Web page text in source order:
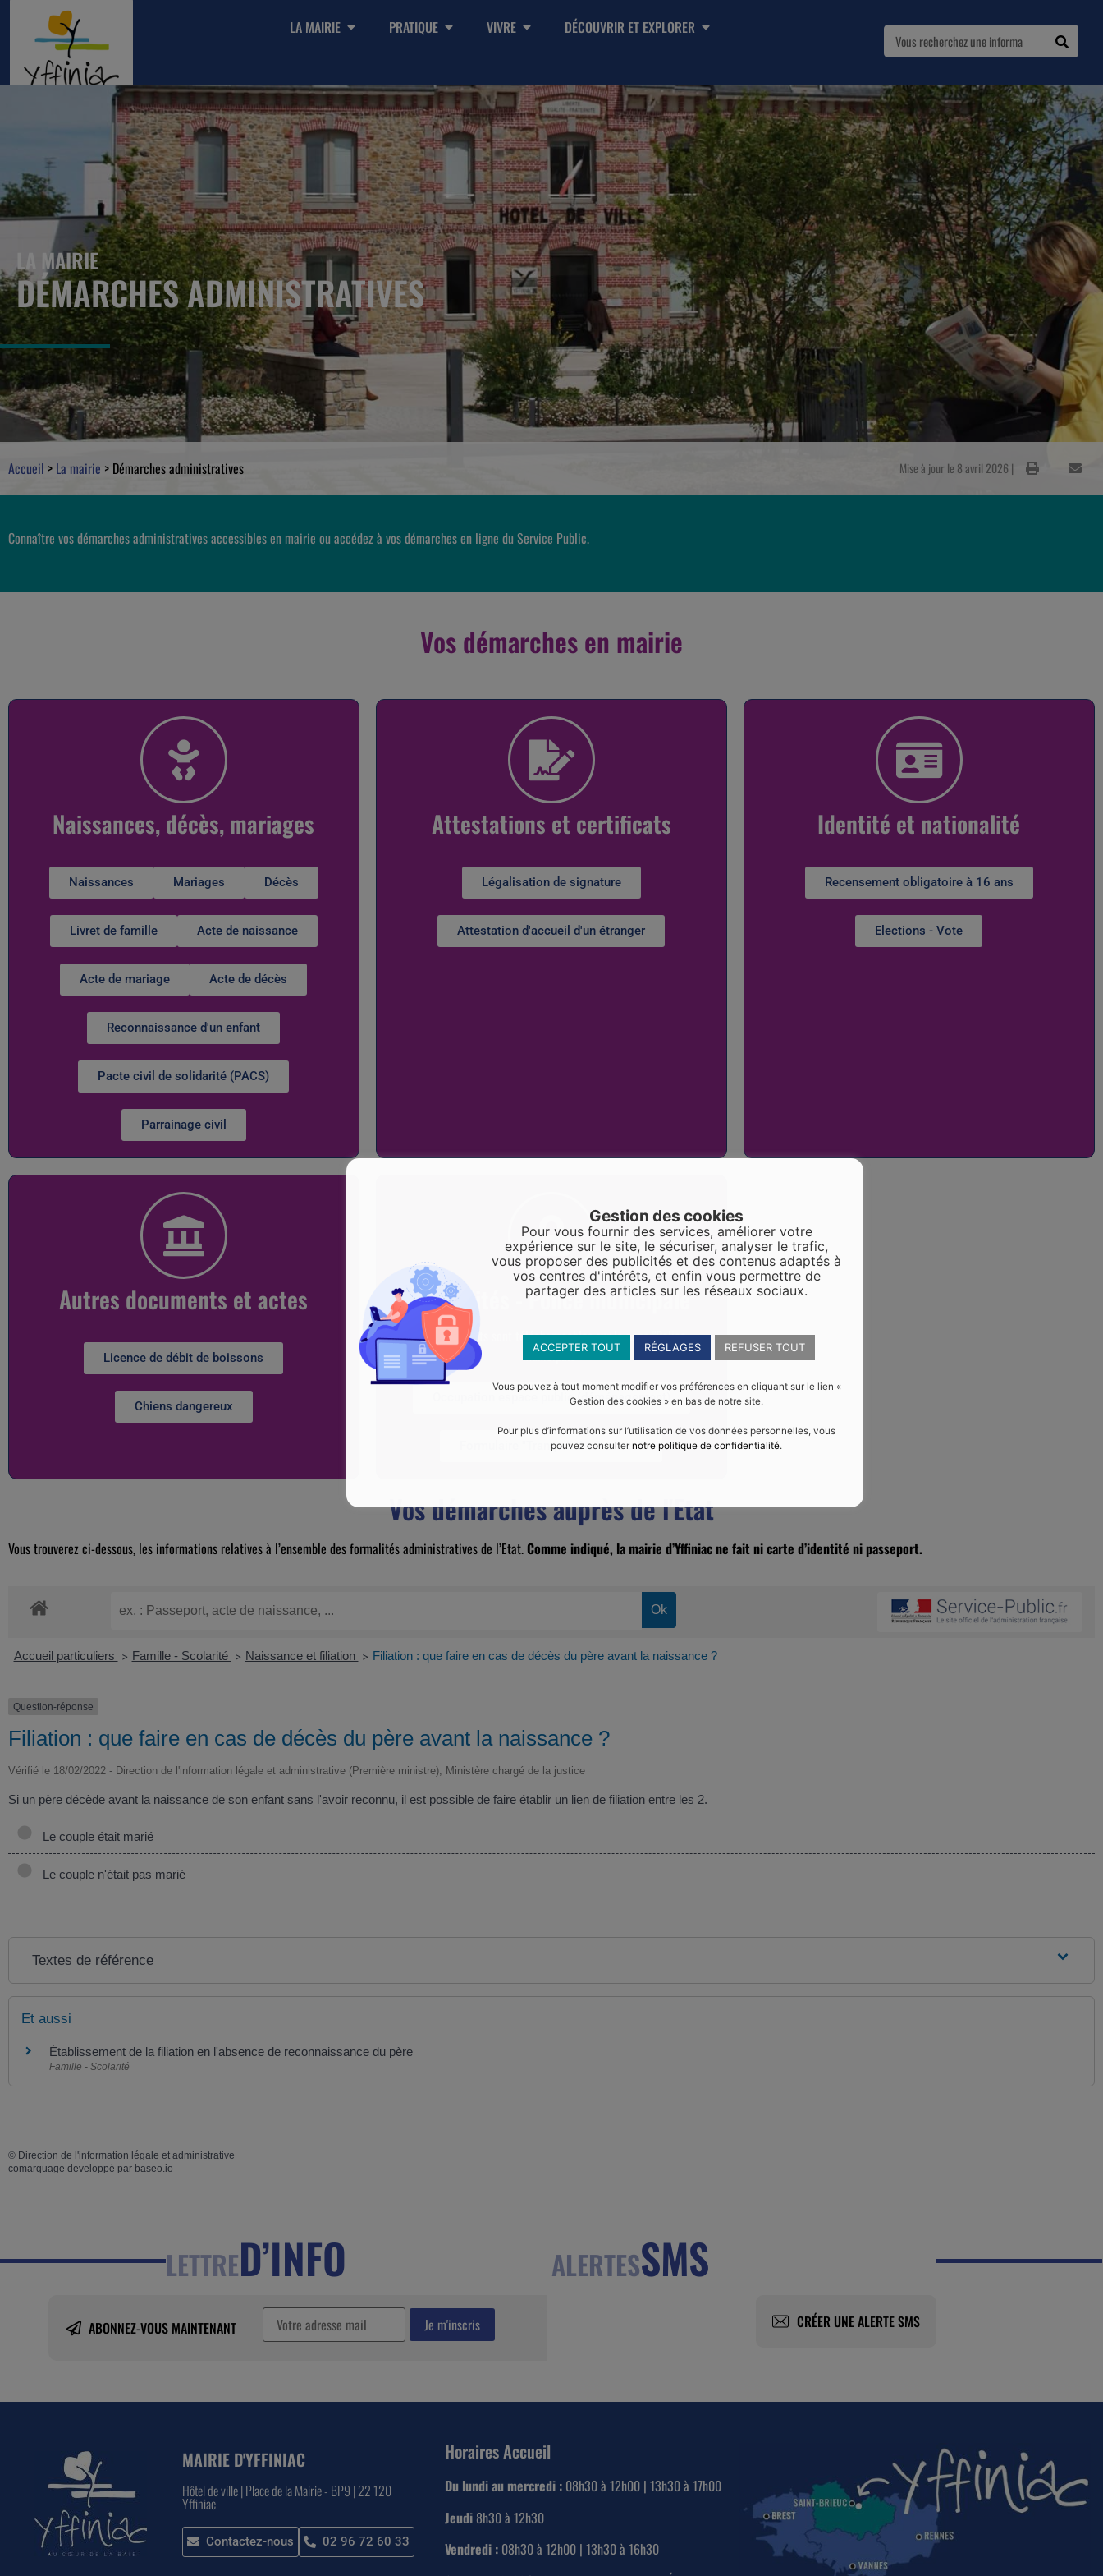
LA MAIRIE PRATIQUE VIVRE DÉCOUVRIR ET EXPLORER
LA MAIRIE
DÉMARCHES ADMINISTRATIVES
Accueil > La mairie > Démarches administratives Mise à jour le 8 avril 2026 |
Connaître vos démarches administratives accessibles en mairie ou accédez à vos démarches en ligne du Service Public.
Vos démarches en mairie
Naissances, décès, mariages
Naissances Mariages Décès
Livret de famille Acte de naissance
Acte de mariage Acte de décès
Reconnaissance d'un enfant
Pacte civil de solidarité (PACS)
Parrainage civil
Attestations et certificats
Légalisation de signature
Attestation d'accueil d'un étranger
Identité et nationalité
Recensement obligatoire à 16 ans
Elections - Vote
Autres documents et actes
Licence de débit de boissons
Chiens dangereux
Formalités - Police municipale
Les documents sont téléchargeables sur la page "Police
municipale"
Occupation espace public (déménagement)
Formulaire "Tranquilité vacances"
Vos démarches auprès de l'Etat
Vous trouverez ci-dessous, les informations relatives à l’ensemble des formalités administratives de l’Etat.Comme indiqué, la mairie d’Yffiniac ne fait ni carte d’identité ni passeport.
Accueil particuliers > Famille - Scolarité > Naissance et filiation > Filiation : que faire en cas de décès du père avant la naissance ?
Question-réponse
Filiation : que faire en cas de décès du père avant la naissance ?
Vérifié le 18/02/2022 - Direction de l'information légale et administrative (Première ministre), Ministère chargé de la justice
Si un père décède avant la naissance de son enfant sans l'avoir reconnu, il est possible de faire établir un lien de filiation entre les 2.
Le couple était marié
Le couple n'était pas marié
Textes de référence
Et aussi
Établissement de la filiation en l'absence de reconnaissance du père
Famille - Scolarité
© Direction de l'information légale et administrative
comarquage developpé par baseo.io
LETTRED’INFO
ABONNEZ-VOUS MAINTENANT
ALERTESSMS
CRÉER UNE ALERTE SMS
MAIRIE D'YFFINIAC
Hôtel de ville | Place de la Mairie - BP9 | 22 120
Yffiniac
Contactez-nous 02 96 72 60 33
Horaires Accueil
Du lundi au mercredi :08h30 à 12h00 | 13h30 à 17h00
Jeudi8h30 à 12h30
Vendredi :08h30 à 12h00 | 13h30 à 16h30
Gestion des cookies
Pour vous fournir des services, améliorer votre
expérience sur le site, le sécuriser, analyser le trafic,
vous proposer des publicités et des contenus adaptés à
vos centres d'intérêts, et enfin vous permettre de
partager des articles sur les réseaux sociaux.
ACCEPTER TOUT RÉGLAGES REFUSER TOUT
Vous pouvez à tout moment modifier vos préférences en cliquant sur le lien «
Gestion des cookies » en bas de notre site.
Pour plus d’informations sur l’utilisation de vos données personnelles, vous
pouvez consulter notre politique de confidentialité.